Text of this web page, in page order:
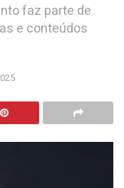
faz parte de
e conteúdos